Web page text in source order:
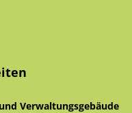
Verwaltungsgebäude